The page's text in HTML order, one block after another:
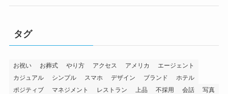
タグ
お祝い お葬式 やり方 アクセス アメリカ
エージェント
カジュアル
シンプル スマホ デザイン ブランド
ホテル
ポジティブ
マネジメント レストラン 上品 不採用 会話 写真